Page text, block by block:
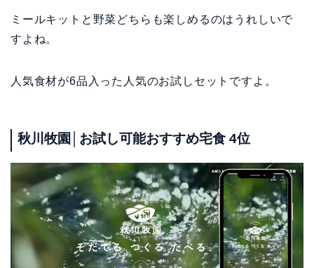
ミールキットと野菜どちらも楽しめるのはうれしいで
すよね。
人気食材が6品入った人気のお試しセットですよ。
秋川牧園│お試し可能おすすめ宅食 4位